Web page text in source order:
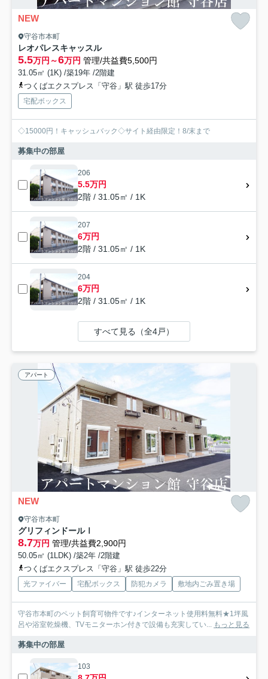
NEW
守谷市本町
レオパレスキャッスル
5.5万円～6万円 管理/共益費5,500円
31.05㎡ (1K) /築19年 /2階建
つくばエクスプレス「守谷」駅 徒歩17分
宅配ボックス
◇15000円！キャッシュバック◇サイト経由限定！8/末まで
募集中の部屋
206
5.5万円
2階 / 31.05㎡ / 1K
207
6万円
2階 / 31.05㎡ / 1K
204
6万円
2階 / 31.05㎡ / 1K
すべて見る（全4戸）
アパート
NEW
守谷市本町
グリフィンドールⅠ
8.7万円 管理/共益費2,900円
50.05㎡ (1LDK) /築2年 /2階建
つくばエクスプレス「守谷」駅 徒歩22分
光ファイバー 宅配ボックス 防犯カメラ 敷地内ごみ置き場
守谷市本町のペット飼育可物件です♪インターネット使用料無料★1坪風
呂や浴室乾燥機、TVモニターホン付きで設備も充実してい...
もっと見る
募集中の部屋
103